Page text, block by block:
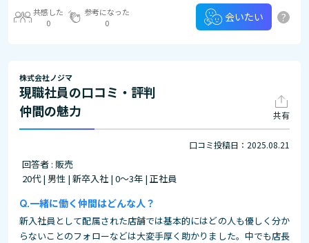
共感した
0
参考になった
0
会いたい ?
株式会社ノジマ
現職社員の口コミ・評判
仲間の魅力
共有
口コミ投稿日：2025.08.21
回答者 : 販売
20代 | 男性 | 新卒入社 | 0～3年 | 正社員
一緒に働く仲間はどんな人？
新入社員として配属された店舗では基本的にはどの人も優しく分か
らないことのフォローなどは大変手厚く助かりました。中でも店長